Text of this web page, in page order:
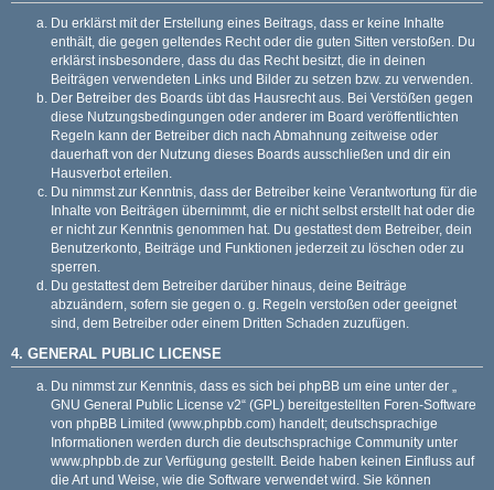
Du erklärst mit der Erstellung eines Beitrags, dass er keine Inhalte
enthält, die gegen geltendes Recht oder die guten Sitten verstoßen. Du
erklärst insbesondere, dass du das Recht besitzt, die in deinen
Beiträgen verwendeten Links und Bilder zu setzen bzw. zu verwenden.
Der Betreiber des Boards übt das Hausrecht aus. Bei Verstößen gegen
diese Nutzungsbedingungen oder anderer im Board veröffentlichten
Regeln kann der Betreiber dich nach Abmahnung zeitweise oder
dauerhaft von der Nutzung dieses Boards ausschließen und dir ein
Hausverbot erteilen.
Du nimmst zur Kenntnis, dass der Betreiber keine Verantwortung für die
Inhalte von Beiträgen übernimmt, die er nicht selbst erstellt hat oder die
er nicht zur Kenntnis genommen hat. Du gestattest dem Betreiber, dein
Benutzerkonto, Beiträge und Funktionen jederzeit zu löschen oder zu
sperren.
Du gestattest dem Betreiber darüber hinaus, deine Beiträge
abzuändern, sofern sie gegen o. g. Regeln verstoßen oder geeignet
sind, dem Betreiber oder einem Dritten Schaden zuzufügen.
4. GENERAL PUBLIC LICENSE
Du nimmst zur Kenntnis, dass es sich bei phpBB um eine unter der „
GNU General Public License v2“ (GPL) bereitgestellten Foren-Software
von phpBB Limited (www.phpbb.com) handelt; deutschsprachige
Informationen werden durch die deutschsprachige Community unter
www.phpbb.de zur Verfügung gestellt. Beide haben keinen Einfluss auf
die Art und Weise, wie die Software verwendet wird. Sie können